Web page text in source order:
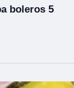
boleros 5